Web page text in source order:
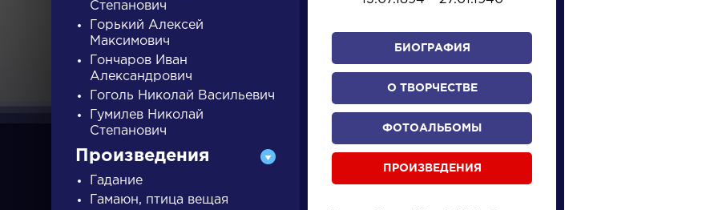
А Б В З
Степанович
Горький Алексей
Максимович
Гончаров Иван
Александрович
Гоголь Николай Васильевич
Гумилев Николай
Степанович
Произведения
Гадание
Гамаюн, птица вещая
БИОГРАФИЯ
О ТВОРЧЕСТВЕ
ФОТОАЛЬБОМЫ
ПРОИЗВЕДЕНИЯ